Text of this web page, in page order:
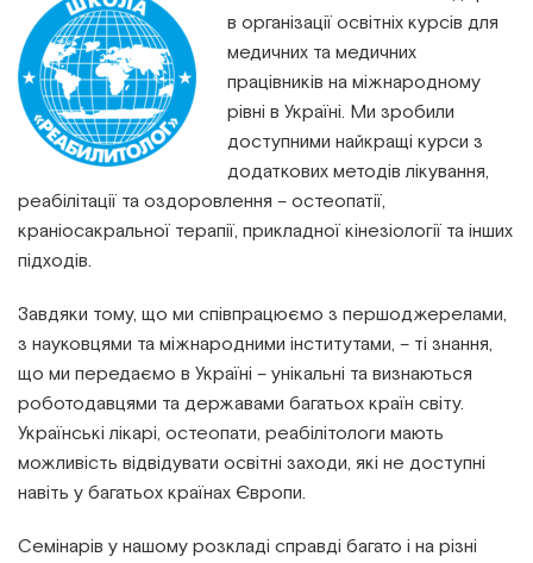
в організації освітніх курсів для
медичних та медичних
працівників на міжнародному
рівні в Україні. Ми зробили
доступними найкращі курси з
додаткових методів лікування,
реабілітації та оздоровлення – остеопатії,
краніосакральної терапії, прикладної кінезіології та інших
підходів.
Завдяки тому, що ми співпрацюємо з першоджерелами,
з науковцями та міжнародними інститутами, – ті знання,
що ми передаємо в Україні – унікальні та визнаються
роботодавцями та державами багатьох країн світу.
Українські лікарі, остеопати, реабілітологи мають
можливість відвідувати освітні заходи, які не доступні
навіть у багатьох країнах Європи.
Семінарів у нашому розкладі справді багато і на різні